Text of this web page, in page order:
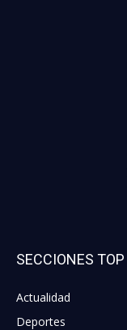
SECCIONES TOP
Actualidad
Deportes